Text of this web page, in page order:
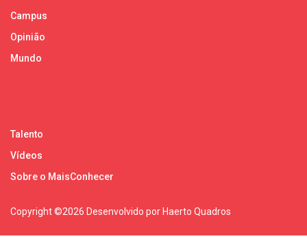
Campus
Opinião
Mundo
Talento
Vídeos
Sobre o MaisConhecer
Copyright ©2026 Desenvolvido por Haerto Quadros